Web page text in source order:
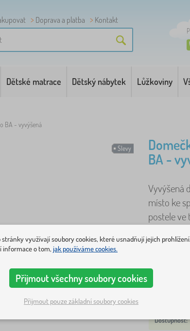
Doprava a platba Kontakt
Dětské matrace Dětský nábytek Lůžkoviny
BA - vyvýšená
Slevy
BA -
Vyvýšená
místo ke
postele
Rozměr postele
stránky využívají soubory cookies, které usnadňují jejich prohlížení.
informace o tom, jak používáme cookies.
Přijmout všechny soubory cookies
Přijmout pouze základní soubory cookies